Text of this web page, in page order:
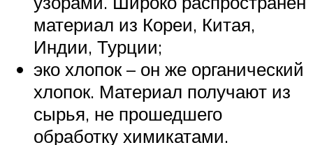
материал из Кореи, Китая,
Индии, Турции;
эко хлопок – он же органический
хлопок. Материал получают из
сырья, не прошедшего
обработку химикатами.